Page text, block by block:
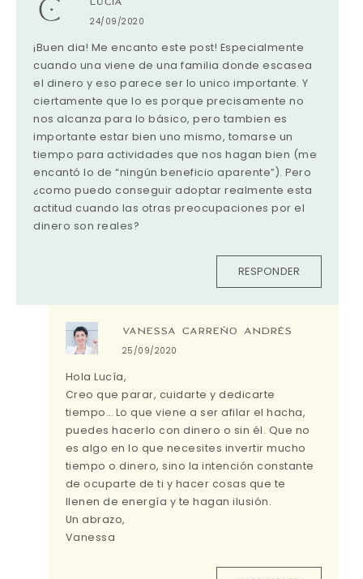
24/09/2020
¡Buen dia! Me encanto este post! Especialmente
cuando una viene de una familia donde escasea
el dinero y eso parece ser lo unico importante. Y
ciertamente que lo es porque precisamente no
nos alcanza para lo básico, pero tambien es
importante estar bien uno mismo, tomarse un
tiempo para actividades que nos hagan bien (me
encantó lo de “ningún beneficio aparente”). Pero
¿como puedo conseguir adoptar realmente esta
actitud cuando las otras preocupaciones por el
dinero son reales?
RESPONDER
VANESSA CARREÑO ANDRÉS
25/09/2020
Hola Lucía,
Creo que parar, cuidarte y dedicarte
tiempo… Lo que viene a ser afilar el hacha,
puedes hacerlo con dinero o sin él. Que no
es algo en lo que necesites invertir mucho
tiempo o dinero, sino la intención constante
de ocuparte de ti y hacer cosas que te
llenen de energía y te hagan ilusión.
Un abrazo,
Vanessa